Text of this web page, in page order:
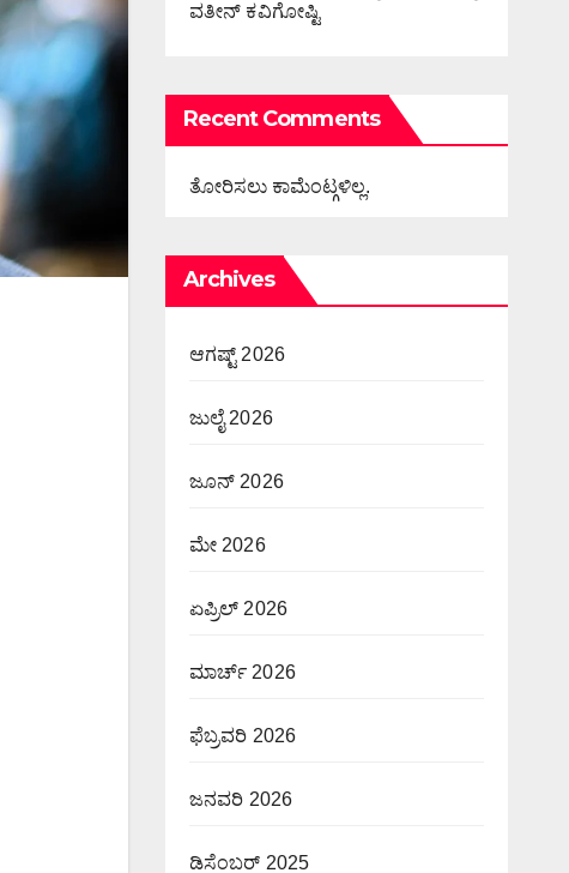
ವತೀನ್ ಕವಿಗೋಷ್ಟಿ
Recent Comments
ತೋರಿಸಲು ಕಾಮೆಂಟ್ಗಳಿಲ್ಲ.
Archives
ಆಗಷ್ಟ್ 2026
ಜುಲೈ 2026
ಜೂನ್ 2026
ಮೇ 2026
ಏಪ್ರಿಲ್ 2026
ಮಾರ್ಚ್ 2026
ಫೆಬ್ರವರಿ 2026
ಜನವರಿ 2026
ಡಿಸೆಂಬರ್ 2025